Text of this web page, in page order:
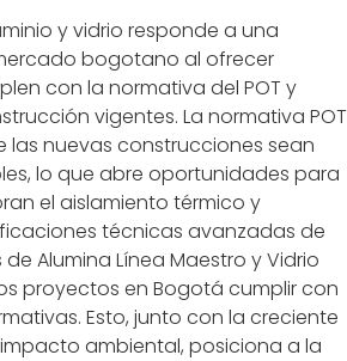
y vidrio responde a una
bogotano al ofrecer
con la normativa del POT y
vigentes. La normativa POT
las nuevas construcciones sean
lo que abre oportunidades para
el aislamiento térmico y
técnicas avanzadas de
Alumina Línea Maestro y Vidrio
proyectos en Bogotá cumplir con
Esto, junto con la creciente
ambiental, posiciona a la